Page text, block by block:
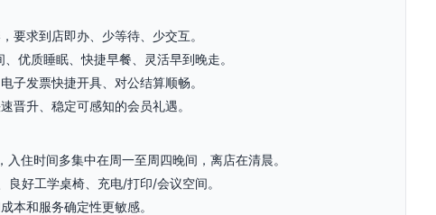
要求到店即办、少等待、少交互。
优质睡眠、快捷早餐、灵活早到晚走。
子发票快捷开具、对公结算顺畅。
晋升、稳定可感知的会员礼遇。
住时间多集中在周一至周四晚间，离店在清晨。
好工学桌椅、充电/打印/会议空间。
本和服务确定性更敏感。